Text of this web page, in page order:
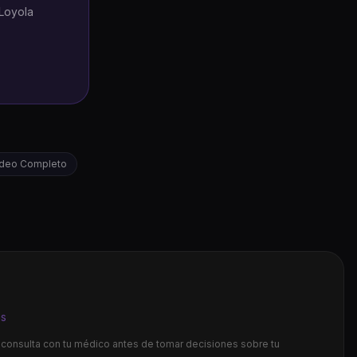
Completo
con tu médico antes de tomar decisiones sobre tu